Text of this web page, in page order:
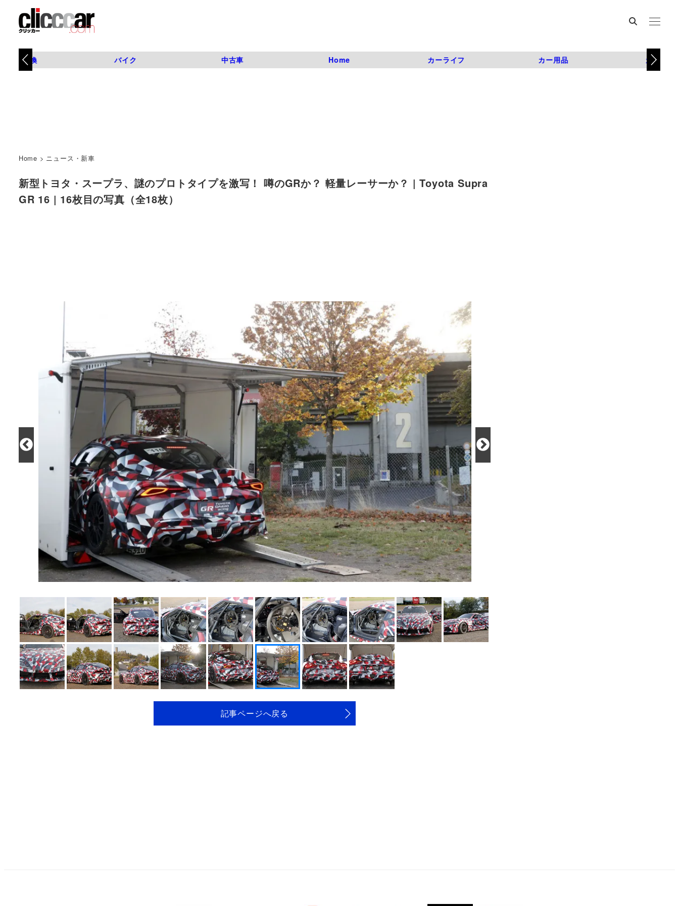
タイヤ交換 バイク 中古車 Home カーライフ カー用品 カスタム
Home > ニュース・新車
新型トヨタ・スープラ、謎のプロトタイプを激写！ 噂のGRか？ 軽量レーサーか？ | Toyota Supra
GR 16 | 16枚目の写真（全18枚）
記事ページへ戻る